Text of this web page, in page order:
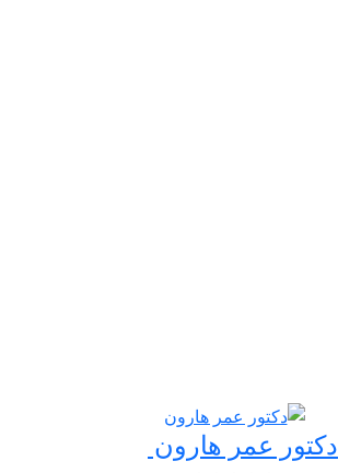
دكتور عمر هارون